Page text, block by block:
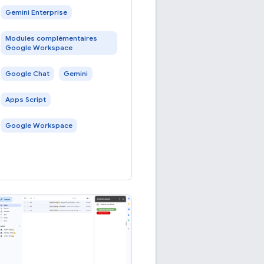
avec un agent IA Gemini
perçoivent leur
environnement de manière
autonome, raisonnent et
Gemini Enterprise
Modules complémentaires
Google Workspace
Google Chat Gemini
Apps Script
Google Workspace